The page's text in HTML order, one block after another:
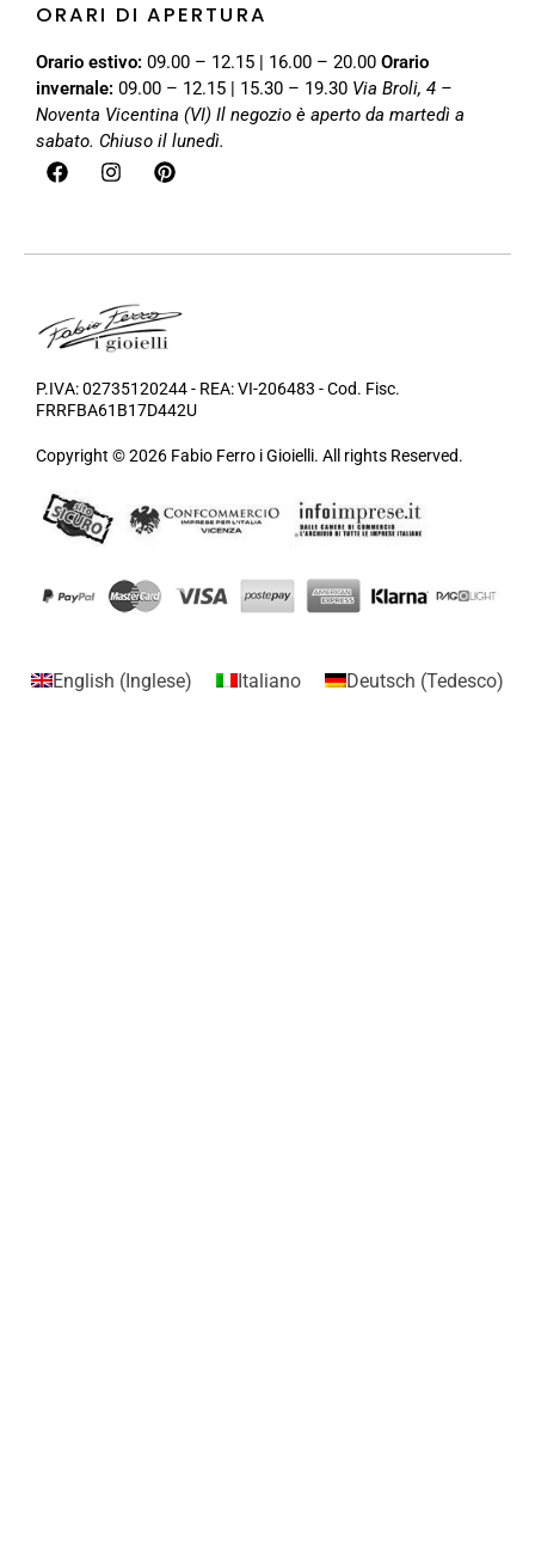
ORARI DI APERTURA
Orario estivo: 09.00 – 12.15 | 16.00 – 20.00 Orario
invernale: 09.00 – 12.15 | 15.30 – 19.30 Via Broli, 4 –
Noventa Vicentina (VI) Il negozio è aperto da martedì a
sabato. Chiuso il lunedì.
P.IVA: 02735120244 - REA: VI-206483 - Cod. Fisc.
FRRFBA61B17D442U
Copyright © 2026 Fabio Ferro i Gioielli. All rights Reserved.
English (Inglese) Italiano Deutsch (Tedesco)